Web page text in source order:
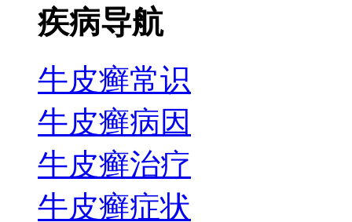
疾病导航
牛皮癣常识
牛皮癣病因
牛皮癣治疗
牛皮癣症状